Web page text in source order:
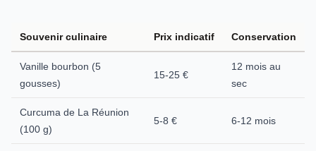
Souvenir culinaire Prix indicatif Conservation
Vanille bourbon (5
gousses)
15-25 €
12 mois au
sec
Curcuma de La Réunion
(100 g)
5-8 € 6-12 mois